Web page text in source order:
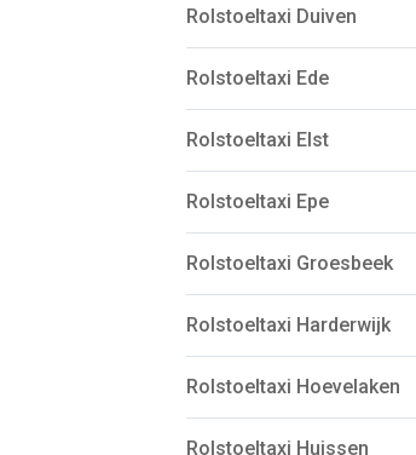
Rolstoeltaxi Duiven
Rolstoeltaxi Ede
Rolstoeltaxi Elst
Rolstoeltaxi Epe
Rolstoeltaxi Groesbeek
Rolstoeltaxi Harderwijk
Rolstoeltaxi Hoevelaken
Rolstoeltaxi Huissen